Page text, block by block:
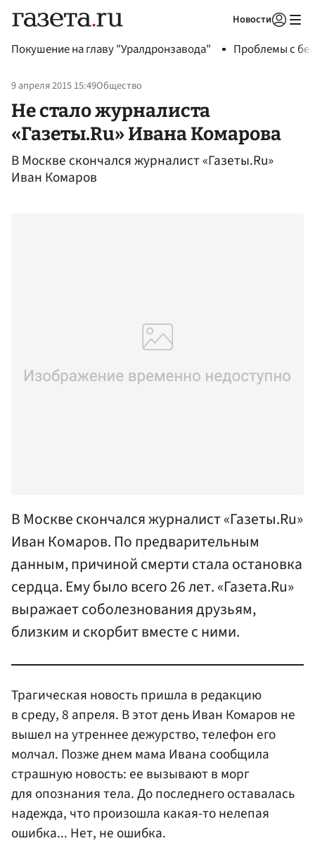
Новости
Покушение на главу "Уралдронзавода" Проблемы с
9 апреля 2015 15:49Общество
Не стало журналиста
«Газеты.Ru» Ивана Комарова
В Москве скончался журналист «Газеты.Ru»
Иван Комаров
В Москве скончался журналист «Газеты.Ru»
Иван Комаров. По предварительным
данным, причиной смерти стала остановка
сердца. Ему было всего 26 лет. «Газета.Ru»
выражает соболезнования друзьям,
близким и скорбит вместе с ними.
Трагическая новость пришла в редакцию
в среду, 8 апреля. В этот день Иван Комаров не
вышел на утреннее дежурство, телефон его
молчал. Позже днем мама Ивана сообщила
страшную новость: ее вызывают в морг
для опознания тела. До последнего оставалась
надежда, что произошла какая-то нелепая
ошибка... Нет, не ошибка.